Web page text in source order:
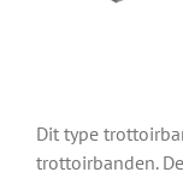
Dit type
trottoirbanden.